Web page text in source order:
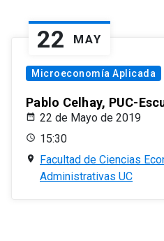
22 MAY
Microeconomía Aplicada
Pablo Celhay, PUC-
22 de Mayo de 2019
15:30
Facultad de Ciencias
Administrativas UC